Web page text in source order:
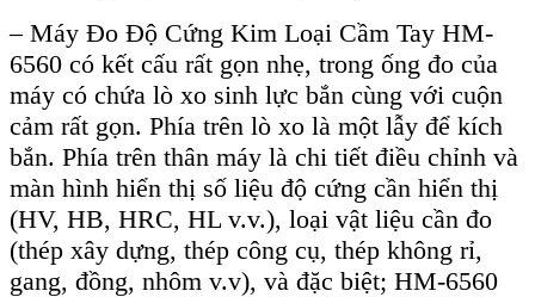
– Máy Đo Độ Cứng Kim Loại Cầm Tay HM-
6560 có kết cấu rất gọn nhẹ, trong ống đo của
máy có chứa lò xo sinh lực bắn cùng với cuộn
cảm rất gọn. Phía trên lò xo là một lẫy để kích
bắn. Phía trên thân máy là chi tiết điều chỉnh và
màn hình hiển thị số liệu độ cứng cần hiển thị
(HV, HB, HRC, HL v.v.), loại vật liệu cần đo
(thép xây dựng, thép công cụ, thép không rỉ,
gang, đồng, nhôm v.v), và đặc biệt; HM-6560